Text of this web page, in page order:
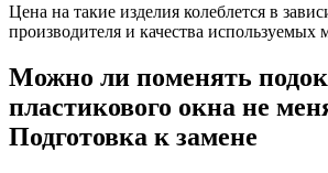
Цена на такие изделия колеблется в
производителя и качества используемых
Можно ли поменять
пластикового окна не
Подготовка к замене